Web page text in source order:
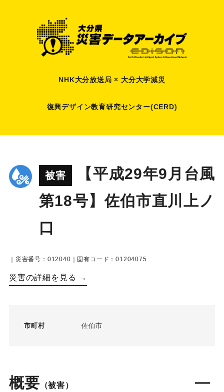
NHK大分放送局 × 大分大学減災
復興デザイン教育研究センター(CERD)
被害
【平成29年9月台風
第18号】佐伯市直川上ノ
口
｜災害番号：012040｜固有コード：01204075
災害の詳細を見る →
市町村 佐伯市
概要 （被害）